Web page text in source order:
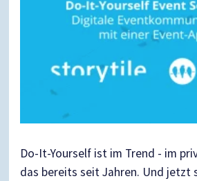
Do-It-Yourself ist im Trend - im
das bereits seit Jahren. Und jetzt